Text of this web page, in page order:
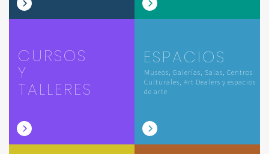
CURSOS
Y
TALLERES
ESPACIOS
Museos, Galerías, Salas, Centros
Culturales, Art Dealers y espacios
de arte